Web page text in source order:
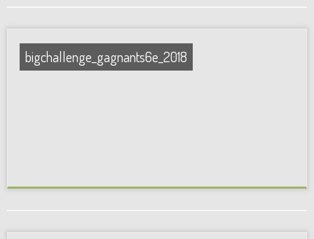
bigchallenge_gagnants6e_2018